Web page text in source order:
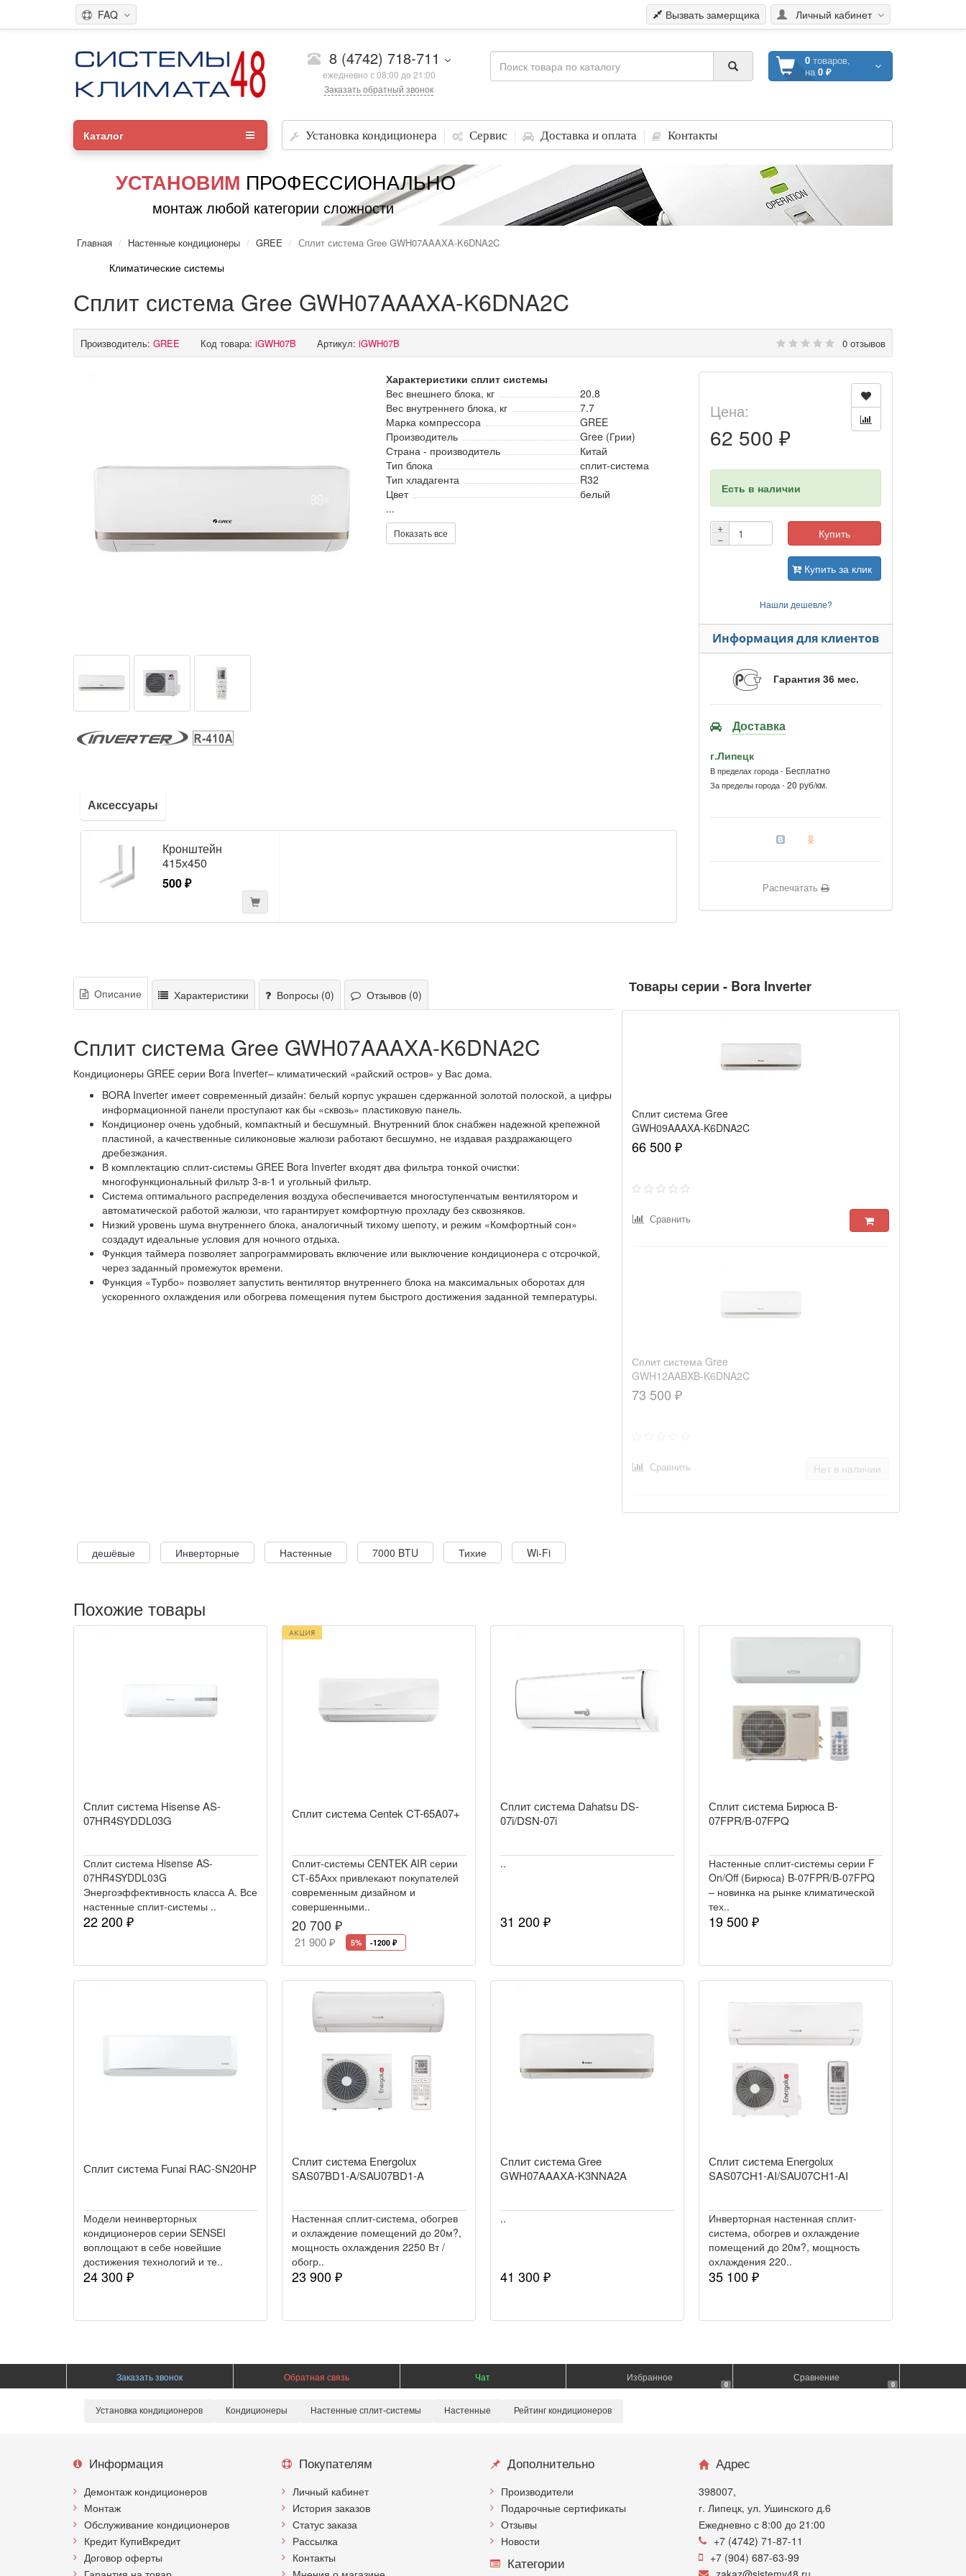
Личный кабинет
FAQ Вызвать замерщика
8 (4742) 718-711
ежедневно с 08:00 до 21:00
Заказать обратный звонок
0товаров,
на0 ₽
Установка кондиционера Сервис Доставка и оплата Контакты
Каталог
УСТАНОВИМ ПРОФЕССИОНАЛЬНО
монтаж любой категории сложности
Главная Настенные кондиционеры GREE Сплит система Gree GWH07AAAXA-K6DNA2C
Климатические системы
Сплит система Gree GWH07AAAXA-K6DNA2C
Производитель: GREE Код товара: iGWH07B Артикул: iGWH07B 0 отзывов
Характеристики сплит системы
Вес внешнего блока, кг
20.8
Вес внутреннего блока, кг
7.7
Марка компрессора
GREE
Производитель
Gree (Грии)
Страна - производитель
Китай
Тип блока
сплит-система
Тип хладагента
R32
Цвет
белый
...
Показать все
Аксессуары
Кронштейн
415х450
500 ₽
Цена:
62 500 ₽
Есть в наличии
+
−
Купить
Купить за клик
Нашли дешевле?
Информация для клиентов
Гарантия 36 мес.
Доставка
г.Липецк
В пределах города - Бесплатно
За пределы города - 20 руб/км.
Распечатать
Описание Характеристики Вопросы (0) Отзывов (0)
Сплит система Gree GWH07AAAXA-K6DNA2C
Кондиционеры GREE серии Bora Inverter– климатический «райский остров» у Вас дома.
BORA Inverter имеет современный дизайн: белый корпус украшен сдержанной золотой полоской, а цифры
информационной панели проступают как бы «сквозь» пластиковую панель.
Кондиционер очень удобный, компактный и бесшумный. Внутренний блок снабжен надежной крепежной
пластиной, а качественные силиконовые жалюзи работают бесшумно, не издавая раздражающего
дребезжания.
В комплектацию сплит-системы GREE Bora Inverter входят два фильтра тонкой очистки:
многофункциональный фильтр 3-в-1 и угольный фильтр.
Система оптимального распределения воздуха обеспечивается многоступенчатым вентилятором и
автоматической работой жалюзи, что гарантирует комфортную прохладу без сквозняков.
Низкий уровень шума внутреннего блока, аналогичный тихому шепоту, и режим «Комфортный сон»
создадут идеальные условия для ночного отдыха.
Функция таймера позволяет запрограммировать включение или выключение кондиционера с отсрочкой,
через заданный промежуток времени.
Функция «Турбо» позволяет запустить вентилятор внутреннего блока на максимальных оборотах для
ускоренного охлаждения или обогрева помещения путем быстрого достижения заданной температуры.
Товары серии - Bora Inverter
Сплит система Gree
GWH09AAAXA-K6DNA2C
66 500 ₽
Сравнить
Сплит система Gree
GWH12AABXB-K6DNA2C
73 500 ₽
Нет в наличии
Сравнить
дешёвые Инверторные Настенные 7000 BTU Тихие Wi-Fi
Похожие товары
Сплит система Hisense AS-
07HR4SYDDL03G
Сплит система Hisense AS-
07HR4SYDDL03G
Энергоэффективность класса А. Все
настенные сплит-системы ..
22 200 ₽
Сплит система Centek CT-65A07+
Сплит-системы CENTEK AIR серии
СТ-65Ахх привлекают покупателей
современным дизайном и
совершенными..
20 700 ₽
21 900 ₽ 5% -1200 ₽
Сплит система Dahatsu DS-
07i/DSN-07i
..
31 200 ₽
Сплит система Бирюса B-
07FPR/B-07FPQ
Настенные сплит-системы серии F
On/Off (Бирюса) B-07FPR/B-07FPQ
– новинка на рынке климатической
тех..
19 500 ₽
Сплит система Funai RAC-SN20HP
Модели неинверторных
кондиционеров серии SENSEI
воплощают в себе новейшие
достижения технологий и те..
24 300 ₽
Сплит система Energolux
SAS07BD1-A/SAU07BD1-A
Настенная сплит-система, обогрев
и охлаждение помещений до 20м?,
мощность охлаждения 2250 Вт /
обогр..
23 900 ₽
Сплит система Gree
GWH07AAAXA-K3NNA2A
..
41 300 ₽
Сплит система Energolux
SAS07CH1-AI/SAU07CH1-AI
Инверторная настенная сплит-
система, обогрев и охлаждение
помещений до 20м?, мощность
охлаждения 220..
35 100 ₽
Заказать звонок Обратная связь Чат Избранное
0
Сравнение
0
Установка кондиционеров Кондиционеры Настенные сплит-системы Настенные Рейтинг кондиционеров
Информация
Демонтаж кондиционеров
Монтаж
Обслуживание кондиционеров
Кредит КупиВкредит
Договор оферты
Покупателям
Личный кабинет
История заказов
Статус заказа
Рассылка
Контакты
Дополнительно
Производители
Подарочные сертификаты
Отзывы
Новости
Категории
Адрес
398007,
г. Липецк, ул. Ушинского д.6
Ежедневно с 8:00 до 21:00
+7 (4742) 71-87-11
+7 (904) 687-63-99